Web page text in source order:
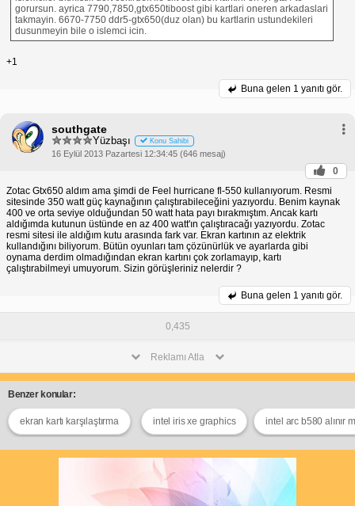
gorursun. ayrica 7790,7850,gtx650tiboost gibi kartlari oneren arkadaslari
takmayin. 6670-7750 ddr5-gtx650(duz olan) bu kartlarin ustundekileri
dusunmeyin bile o islemci icin.
+1
Buna gelen 1 yanıtı gör.
southgate
Yüzbaşı Konu Sahibi
16 Eylül 2013 Pazartesi 12:34:45 (646 mesaj)
0
Zotac Gtx650 aldım ama şimdi de Feel hurricane fl-550 kullanıyorum. Resmi
sitesinde 350 watt güç kaynağının çalıştırabileceğini yazıyordu. Benim kaynak
400 ve orta seviye olduğundan 50 watt hata payı bırakmıştım. Ancak kartı
aldığımda kutunun üstünde en az 400 watt'ın çalıştıracağı yazıyordu. Zotac
resmi sitesi ile aldığım kutu arasında fark var. Ekran kartının az elektrik
kullandığını biliyorum. Bütün oyunları tam çözünürlük ve ayarlarda gibi
oynama derdim olmadığından ekran kartını çok zorlamayıp, kartı
çalıştırabilmeyi umuyorum. Sizin görüşleriniz nelerdir ?
Buna gelen 1 yanıtı gör.
0,435
Reklamı Atla
Benzer konular:
ekran kartı karşılaştırma intel iris xe graphics intel arc b580 alınır